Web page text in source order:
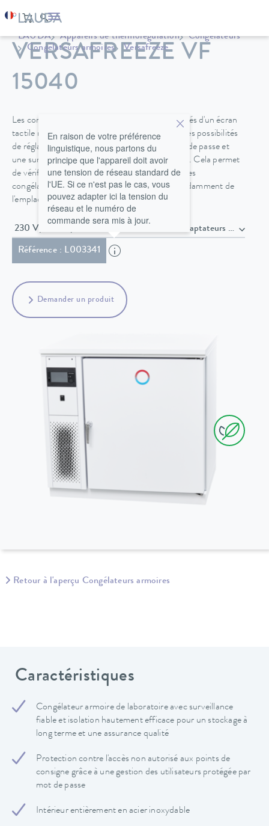
LAUDA Appareils de thermorégulation
Congélateurs
Congélateurs armoires
Versafreeze
VERSAFREEZE VF
15040
Les congélateurs LAUDA Versafreeze sont dotés d'un écran
tactile moderne et intuitif offrant de nombreuses possibilités
de réglage, des droits d'accès protégés par mot de passe et
une surveillance sécurisée via le LAUDA Cloud. Cela permet
de vérifier et de contrôler les valeurs critiques des
congélateurs à très basse température indépendamment de
l'emplacement et du dispositif.
230 V; 50 Hz , Fiche Schuko (UE) et deux adaptateurs :
Référence : L003341
En raison de votre préférence
linguistique, nous partons du
principe que l'appareil doit avoir
une tension de réseau standard de
l'UE. Si ce n'est pas le cas, vous
pouvez adapter ici la tension du
réseau et le numéro de
commande sera mis à jour.
Demander un produit
Retour à l'aperçu Congélateurs armoires
Caractéristiques
Congélateur armoire de laboratoire avec surveillance
fiable et isolation hautement efficace pour un stockage à
long terme et une assurance qualité
Protection contre l'accès non autorisé aux points de
consigne grâce à une gestion des utilisateurs protégée par
mot de passe
Intérieur entièrement en acier inoxydable